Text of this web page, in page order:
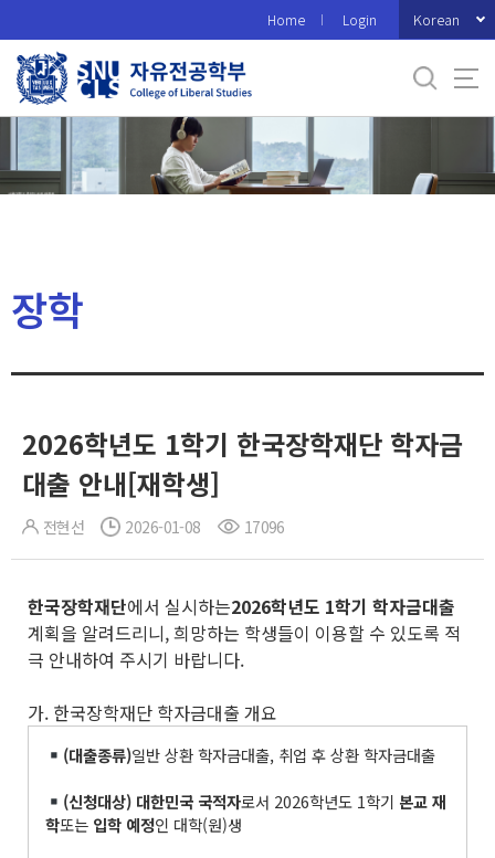
로
메
Home Login Korean
장학
2026학년도 1학기 한국장학재단 학자금
대출 안내[재학생]
전현선 2026-01-08 17096
한국장학재단에서 실시하는2026학년도 1학기 학자금대출
계획을 알려드리니, 희망하는 학생들이 이용할 수 있도록 적
극 안내하여 주시기 바랍니다.
가. 한국장학재단 학자금대출 개요
(대출종류)일반 상환 학자금대출, 취업 후 상환 학자금대출
(신청대상) 대한민국 국적자로서 2026학년도 1학기 본교 재
학또는 입학 예정인 대학(원)생